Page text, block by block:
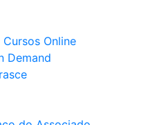
Cursos Online
Demand